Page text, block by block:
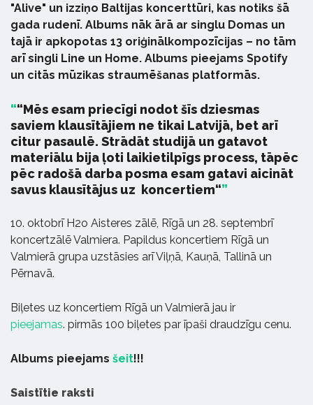
"Alive" un izziņo Baltijas koncerttūri, kas notiks šā
gada rudenī. Albums nāk ārā ar singlu Domas un
tajā ir apkopotas 13 oriģinālkompozīcijas – no tām
arī singli Line un Home. Albums pieejams Spotify
un citās mūzikas straumēšanas platformās.
“Mēs esam priecīgi nodot šīs dziesmas
saviem klausītājiem ne tikai Latvijā, bet arī
citur pasaulē. Strādāt studijā un gatavot
materiālu bija ļoti laikietilpīgs process, tāpēc
pēc radošā darba posma esam gatavi aicināt
savus klausītājus uz koncertiem“
10. oktobrī H2o Aisteres zālē, Rīgā un 28. septembrī
koncertzālē Valmiera. Papildus koncertiem Rīgā un
Valmierā grupa uzstāsies arī Viļņā, Kauņā, Tallinā un
Pērnavā.
Biļetes uz koncertiem Rīgā un Valmierā jau ir
pieejamas. pirmās 100 biļetes par īpaši draudzīgu cenu.
Albums pieejams šeit!!!
Saistītie raksti